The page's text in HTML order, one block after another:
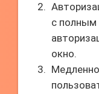
с полным
окно.